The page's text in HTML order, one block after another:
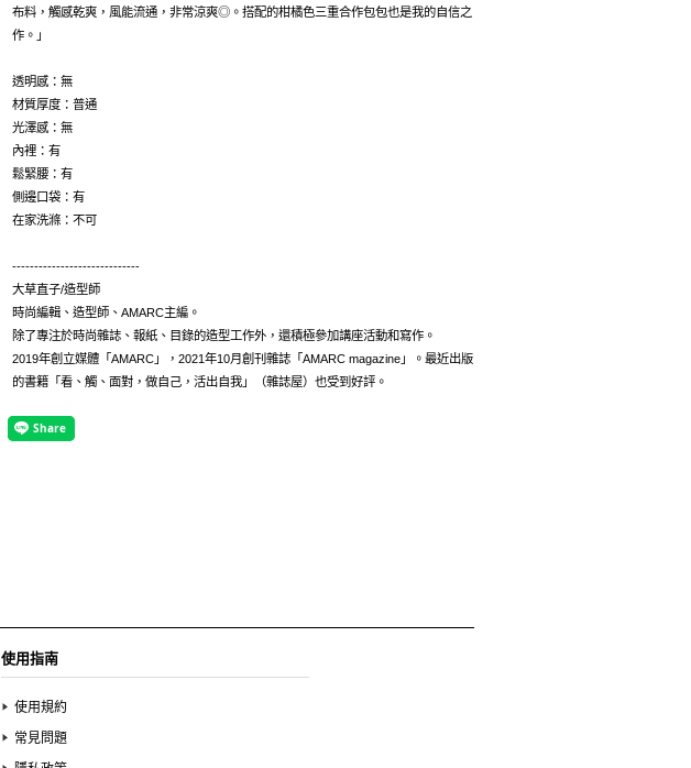
布料，觸感乾爽，風能流通，非常涼爽◎。搭配的柑橘色三重合作包包也是我的自信之
作。」
透明感：無
材質厚度：普通
光澤感：無
內裡：有
鬆緊腰：有
側邊口袋：有
在家洗滌：不可
-----------------------------
大草直子/造型師
時尚編輯、造型師、AMARC主編。
除了專注於時尚雜誌、報紙、目錄的造型工作外，還積極參加講座活動和寫作。
2019年創立媒體「AMARC」，2021年10月創刊雜誌「AMARC magazine」。最近出版
的書籍「看、觸、面對，做自己，活出自我」（雜誌屋）也受到好評。
使用指南
使用規約
常見問題